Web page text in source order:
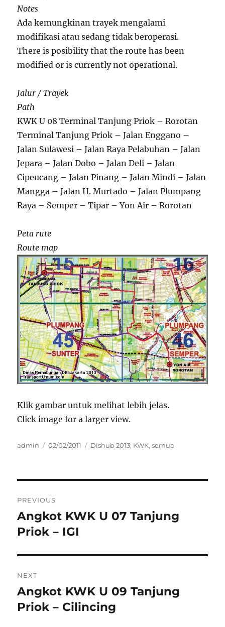
Notes
Ada kemungkinan trayek mengalami
modifikasi atau sedang tidak beroperasi.
There is posibility that the route has been
modified or is currently not operational.
Jalur / Trayek
Path
KWK U 08 Terminal Tanjung Priok – Rorotan
Terminal Tanjung Priok – Jalan Enggano –
Jalan Sulawesi – Jalan Raya Pelabuhan – Jalan
Jepara – Jalan Dobo – Jalan Deli – Jalan
Cipeucang – Jalan Pinang – Jalan Mindi – Jalan
Mangga – Jalan H. Murtado – Jalan Plumpang
Raya – Semper – Tipar – Yon Air – Rorotan
Peta rute
Route map
Klik gambar untuk melihat lebih jelas.
Click image for a larger view.
Author
admin
Posted
02/02/2011 Categories
Dishub 2013, KWK,semua
navigation
PREVIOUS
Previous
post:
Angkot KWK U 07 Tanjung
Priok – IGI
NEXT
Next
post:
Angkot KWK U 09 Tanjung
Priok – Cilincing